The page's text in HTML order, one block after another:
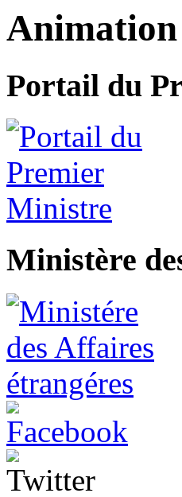
Animation
Portail du
Ministère